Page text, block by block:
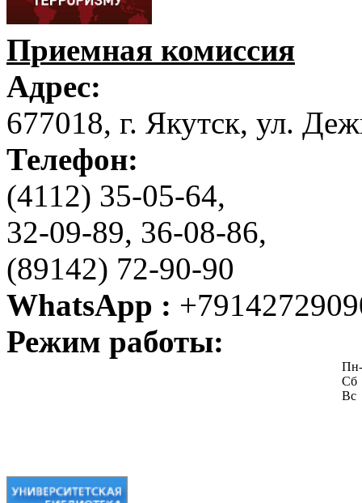
Приемная комиссия
Адрес:
677018, г. Якутск, ул.
Телефон:
(4112) 35-05-64,
32-09-89, 36-08-86,
(89142) 72-90-90
WhatsApp :
Режим работы:
Сб
Вс